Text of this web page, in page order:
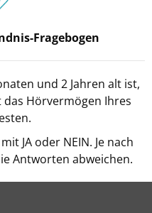
Fragebogen
und 2 Jahren alt ist,
das Hörvermögen Ihres
JA oder NEIN. Je nach
Antworten abweichen.